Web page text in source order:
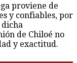
proviene de
y confiables, por
de Chiloé no
y exactitud.